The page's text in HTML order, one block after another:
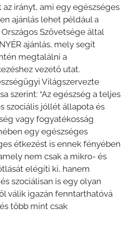
irányt, ami egy egészséges
ajánlás lehet például a
Szövetsége által
ajánlás, mely segít
megtalálni a
vezető utat.
Világszervezte
szerint: “Az egészség a teljes
szociális jóllét állapota és
vagy fogyatékosság
egy egészséges
étkezést is ennek fényében
nem csak a mikro- és
elégíti ki, hanem
szociálisan is egy olyan
válik igazán fenntarthatóvá
több mint csak